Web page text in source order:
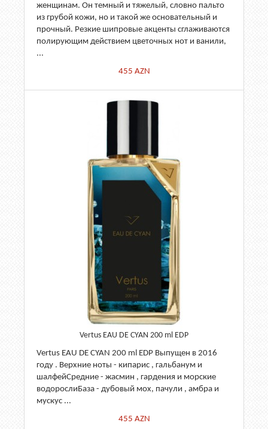
женщинам. Он темный и тяжелый, словно пальто
из грубой кожи, но и такой же основательный и
прочный. Резкие шипровые акценты сглаживаются
полирующим действием цветочных нот и ванили,
...
455 AZN
Vertus EAU DE CYAN 200 ml EDP
Vertus EAU DE CYAN 200 ml EDP Выпущен в 2016
году . Верхние ноты - кипарис , гальбанум и
шалфейСредние - жасмин , гардения и морские
водорослиБаза - дубовый мох, пачули , амбра и
мускус ...
455 AZN